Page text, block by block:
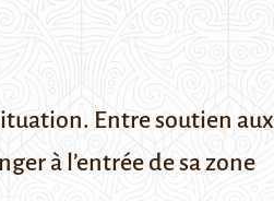
Entre soutien aux
à l’entrée de sa zone